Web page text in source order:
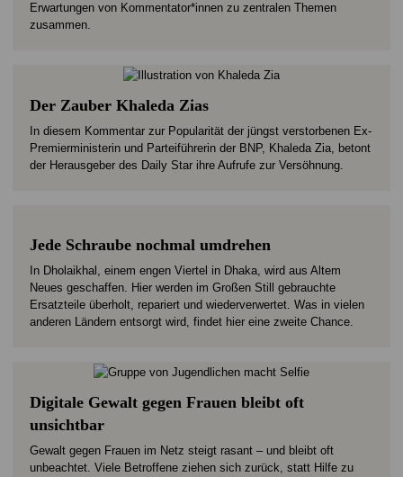
Erwartungen von Kommentator*innen zu zentralen Themen
zusammen.
Der Zauber Khaleda Zias
In diesem Kommentar zur Popularität der jüngst verstorbenen Ex-
Premierministerin und Parteiführerin der BNP, Khaleda Zia, betont
der Herausgeber des Daily Star ihre Aufrufe zur Versöhnung.
Jede Schraube nochmal umdrehen
In Dholaikhal, einem engen Viertel in Dhaka, wird aus Altem
Neues geschaffen. Hier werden im Großen Still gebrauchte
Ersatzteile überholt, repariert und wiederverwertet. Was in vielen
anderen Ländern entsorgt wird, findet hier eine zweite Chance.
Digitale Gewalt gegen Frauen bleibt oft
unsichtbar
Gewalt gegen Frauen im Netz steigt rasant – und bleibt oft
unbeachtet. Viele Betroffene ziehen sich zurück, statt Hilfe zu